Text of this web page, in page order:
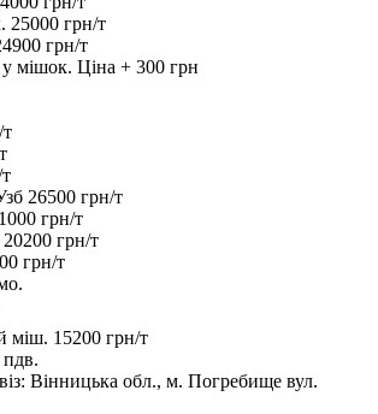
25000 грн/т
грн/т
мішок. Ціна + 300 грн
26500 грн/т
грн/т
20200 грн/т
грн/т
міш. 15200 грн/т
пдв.
Вінницька обл., м. Погребище вул.